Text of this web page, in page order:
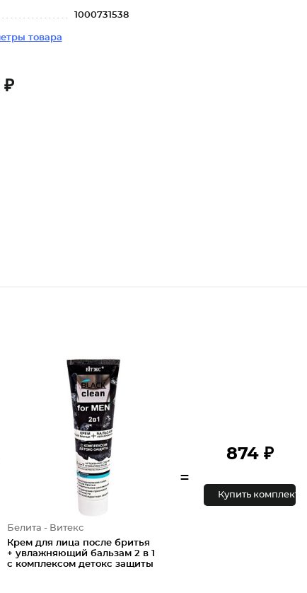
1000731538
товара
₽
Белита - Витекс
Крем для лица после бритья
+ увлажняющий бальзам 2 в 1
с комплексом детокс защиты
=
874 ₽
Купить комплект